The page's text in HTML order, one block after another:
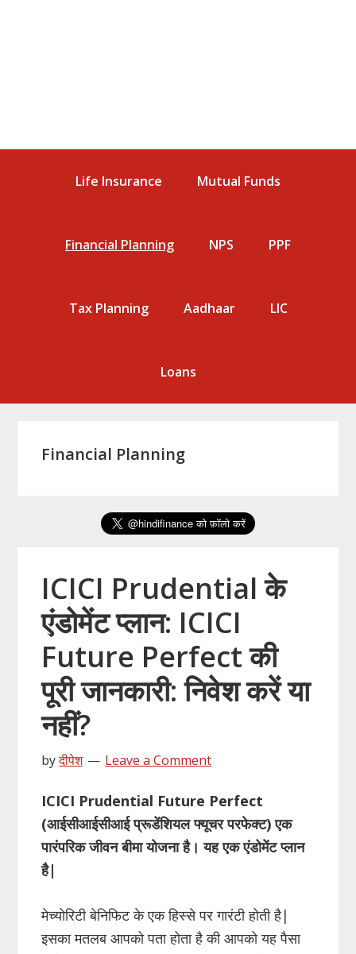
Life Insurance Mutual Funds
Financial Planning NPS PPF
Tax Planning Aadhaar LIC
Loans
Financial Planning
ICICI Prudential के
एंडोमेंट प्लान: ICICI
Future Perfect की
पूरी जानकारी: निवेश करें या
नहीं?
byदीपेश Leave a Comment
ICICI Prudential Future Perfect
(आईसीआईसीआई प्रूडेंशियल फ्यूचर परफेक्ट) एक
पारंपरिक जीवन बीमा योजना है। यह एक एंडोमेंट प्लान
है|
मेच्योरिटी बेनिफिट के एक हिस्से पर गारंटी होती है|
इसका मतलब आपको पता होता है की आपको यह पैसा